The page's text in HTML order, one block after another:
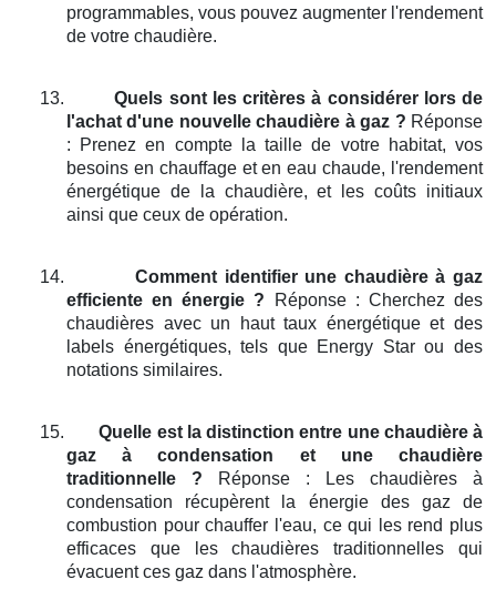
programmables, vous pouvez augmenter l'rendement
de votre chaudière.
13.
Quels sont les critères à considérer lors de
l'achat d'une nouvelle chaudière à gaz ? Réponse
: Prenez en compte la taille de votre habitat, vos
besoins en chauffage et en eau chaude, l'rendement
énergétique de la chaudière, et les coûts initiaux
ainsi que ceux de opération.
14.
Comment identifier une chaudière à gaz
efficiente en énergie ? Réponse : Cherchez des
chaudières avec un haut taux énergétique et des
labels énergétiques, tels que Energy Star ou des
notations similaires.
15.
Quelle est la distinction entre une chaudière à
gaz à condensation et une chaudière
traditionnelle ? Réponse : Les chaudières à
condensation récupèrent la énergie des gaz de
combustion pour chauffer l'eau, ce qui les rend plus
efficaces que les chaudières traditionnelles qui
évacuent ces gaz dans l'atmosphère.